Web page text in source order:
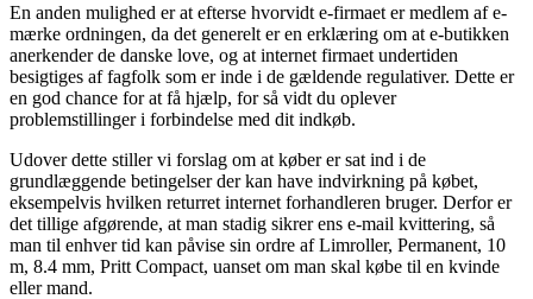
En anden mulighed er at efterse hvorvidt e-firmaet er medlem af e-
mærke ordningen, da det generelt er en erklæring om at e-butikken
anerkender de danske love, og at internet firmaet undertiden
besigtiges af fagfolk som er inde i de gældende regulativer. Dette er
en god chance for at få hjælp, for så vidt du oplever
problemstillinger i forbindelse med dit indkøb.
Udover dette stiller vi forslag om at køber er sat ind i de
grundlæggende betingelser der kan have indvirkning på købet,
eksempelvis hvilken returret internet forhandleren bruger. Derfor er
det tillige afgørende, at man stadig sikrer ens e-mail kvittering, så
man til enhver tid kan påvise sin ordre af Limroller, Permanent, 10
m, 8.4 mm, Pritt Compact, uanset om man skal købe til en kvinde
eller mand.